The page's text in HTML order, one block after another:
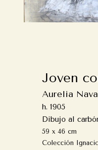
Joven
Aurelia
h. 1905
Dibujo al
59 x 46 cm
Colección